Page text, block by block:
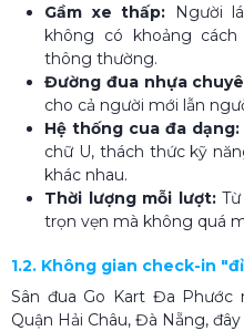
Gầm xe thấp:
Người
không có khoảng
thông thường.
Đường đua nhựa
cho cả người mới lẫn
Hệ thống cua đa dạng:
chữ U, thách thức kỹ
khác nhau.
Thời lượng mỗi lượt:
trọn vẹn mà không quá
1.2. Không gian check-in
Sân đua Go Kart Đa
Quận Hải Châu, Đà Nẵng,